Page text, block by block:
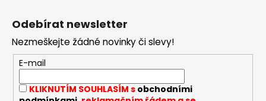
a
c
í
p
r
Odebírat newsletter
Nezmeškejte žádné novinky či slevy!
E-mail
KLIKNUTÍM SOUHLASÍM s obchodními